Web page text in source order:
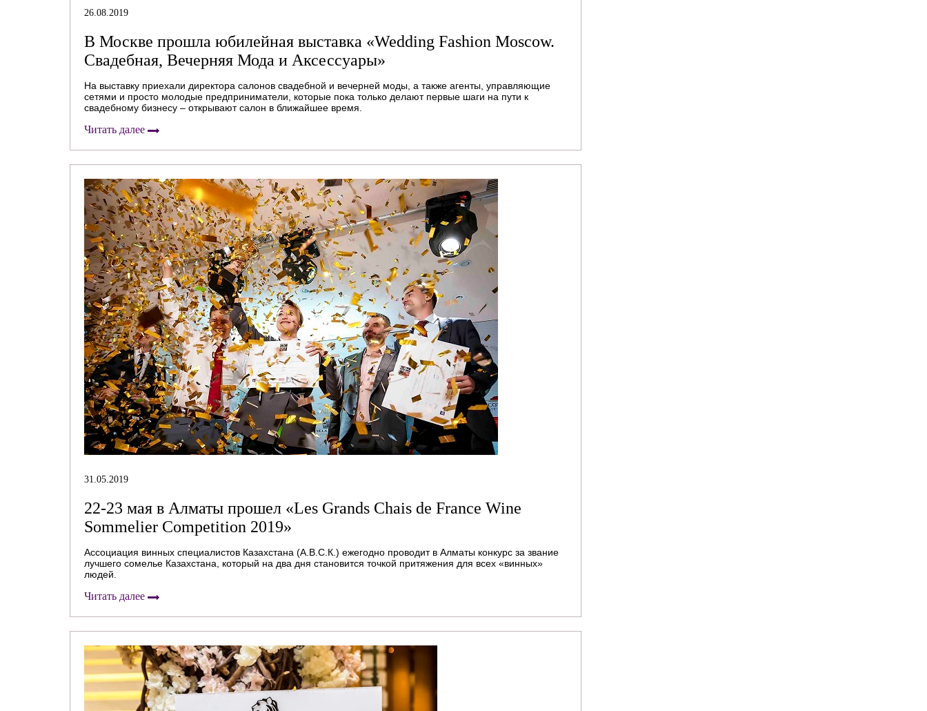
26.08.2019
В Москве прошла юбилейная выставка «Wedding Fashion Moscow.
Свадебная, Вечерняя Мода и Аксессуары»
На выставку приехали директора салонов свадебной и вечерней моды, а также агенты, управляющие
сетями и просто молодые предприниматели, которые пока только делают первые шаги на пути к
свадебному бизнесу – открывают салон в ближайшее время.
Читать далее
31.05.2019
22-23 мая в Алматы прошел «Les Grands Chais de France Wine
Sommelier Competition 2019»
Ассоциация винных специалистов Казахстана (А.В.С.К.) ежегодно проводит в Алматы конкурс за звание
лучшего сомелье Казахстана, который на два дня становится точкой притяжения для всех «винных»
людей.
Читать далее